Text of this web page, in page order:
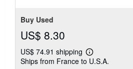
Buy Used
US$ 8.30
US$ 74.91 shipping
Learn
more
Ships from France to U.S.A.